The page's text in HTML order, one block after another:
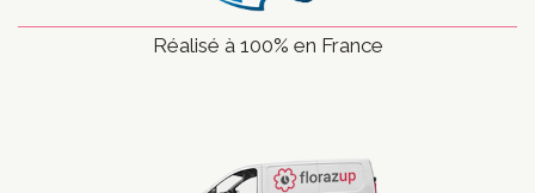
Réalisé à 100% en France